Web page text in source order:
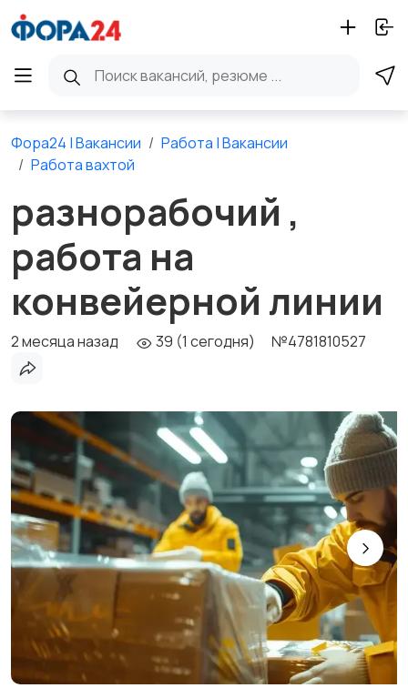
Фора24 | Вакансии
Работа | Вакансии
Работа вахтой
разнорабочий ,
работа на
конвейерной линии
2 месяца назад 39 (1 сегодня) №4781810527